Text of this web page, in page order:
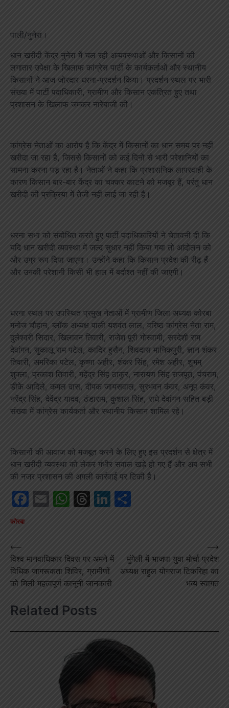
पाली/नुनेरा।
धान खरीदी केंद्र नुनेरा में चल रही अव्यवस्थाओं और किसानों की
लगातार उपेक्षा के खिलाफ कांग्रेस पार्टी के कार्यकर्ताओं और स्थानीय
किसानों ने आज जोरदार धरना-प्रदर्शन किया। प्रदर्शन स्थल पर भारी
संख्या में पार्टी पदाधिकारी, ग्रामीण और किसान एकत्रित हुए तथा
प्रशासन के खिलाफ जमकर नारेबाजी की।
कांग्रेस नेताओं का आरोप है कि केंद्र में किसानों का धान समय पर नहीं
खरीदा जा रहा है, जिससे किसानों को कई दिनों से भारी परेशानियों का
सामना करना पड़ रहा है। नेताओं ने कहा कि प्रशासनिक लापरवाही के
कारण किसान बार-बार केंद्र का चक्कर काटने को मजबूर हैं, परंतु धान
खरीदी की प्रक्रिया में तेजी नहीं लाई जा रही है।
धरना सभा को संबोधित करते हुए पार्टी पदाधिकारियों ने चेतावनी दी कि
यदि धान खरीदी व्यवस्था में जल्द सुधार नहीं किया गया तो आंदोलन को
और उग्र रूप दिया जाएगा। उन्होंने कहा कि किसान प्रदेश की रीढ़ हैं
और उनकी परेशानी किसी भी हाल में बर्दाश्त नहीं की जाएगी।
धरना स्थल पर उपस्थित प्रमुख नेताओं में ग्रामीण जिला अध्यक्ष कोरबा
मनोज चौहान, ब्लॉक अध्यक्ष पाली यशवंत लाल, वरिष्ठ कांग्रेस नेता राम,
दुलेश्वरी सिदार, खिलावन तिवारी, राजेश पूरी गोस्वामी, सरदेशी राम
देवांगन, सुकालू राम पटेल, कादिर हुसैन, शिवदास मानिकपुरी, ज्ञान शंकर
तिवारी, अमरिका पटेल, कृष्णा अहीर, शंकर सिंह, रमेश अहीर, शुभम्
शुक्ला, प्रकाश तिवारी, महेंद्र सिंह ठाकुर, नारायण सिंह राजपूत, पंचराम,
डीके आदिले, कमल दास, दीपक जायसवाल, सुरभवन कंवर, अनूप कंवर,
नरेंद्र सिंह, देवेंद्र यादव, ठंडाराम, कुशाल सिंह, राधे देवांगन सहित बड़ी
संख्या में कांग्रेस कार्यकर्ता और स्थानीय किसान शामिल रहे।
किसानों की आवाज को मजबूत करने के लिए हुए इस प्रदर्शन से क्षेत्र में
धान खरीदी व्यवस्था को लेकर गंभीर सवाल खड़े हो गए हैं और अब सभी
की नजर प्रशासन की अगली कार्रवाई पर टिकी है।
Facebook
EmailWhatsApp
Threads
LinkedIn
कोरबा
Post
navigation
⟵
विश्व मानवाधिकार दिवस पर अमने में
विधिक जागरूकता शिविर, ग्रामीणों
को मिली महत्वपूर्ण कानूनी जानकारी
मुंगेली में भाजपा युवा मोर्चा प्रदेश
अध्यक्ष राहुल योगराज टिकरिहा का
भव्य स्वागत
⟶
Related Posts